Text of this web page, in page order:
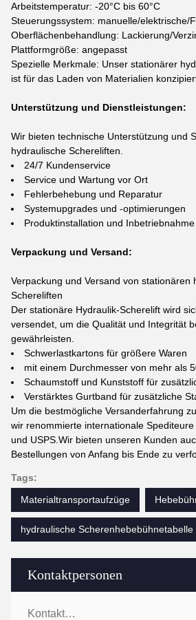
Kontaktpersonen
Kontaktpersonen:
Arbeitstemperatur: -20°C bis 60°C
Steuerungssystem: manuelle/elektrische/
Oberflächenbehandlung: Lackierung/
Plattformgröße: angepasst
Spezielle Merkmale: Unser stationärer
ist für das Laden von Materialien
Unterstützung und Dienstleistungen:
Wir bieten technische Unterstützung und
hydraulische Schereliften.
24/7 Kundenservice
Service und Wartung vor Ort
Fehlerbehebung und Reparatur
Systemupgrades und -optimierungen
Produktinstallation und Inbetriebnahme
Verpackung und Versand:
Verpackung und Versand von stationären
Schereliften
Der stationäre Hydraulik-Scherelift wird
versendet, um die Qualität und Integrität
gewährleisten.
Schwerlastkartons für größere Waren
mit einem Durchmesser von mehr als
Schaumstoff und Kunststoff für
Verstärktes Gurtband für zusätzliche
Um die bestmögliche Versanderfahrung
wir renommierte internationale Spediteure
und USPS.Wir bieten unseren Kunden
Bestellungen von Anfang bis Ende zu
Tags:
Materialtransportaufzüge
hydraulische Scherenhebebühnetabelle